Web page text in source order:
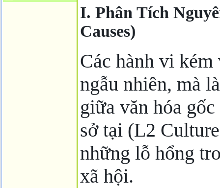
I. Phân Tích
Causes)
Các hành vi
ngẫu nhiên, mà
giữa văn hóa
sở tại (L2
những lỗ hổng
xã hội.